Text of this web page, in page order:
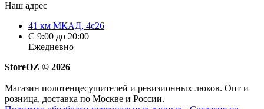
Наш адрес
41 км МКАД, 4с26
C 9:00 до 20:00
Ежедневно
StoreOZ © 2026
Магазин полотенцесушителей и ревизионных люков. Опт и
розница, доставка по Москве и России.